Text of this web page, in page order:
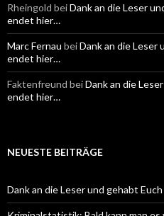
Rheingold beiDank an die Leser
endet hier…
Marc Fernau beiDank an die Leser
endet hier…
Faktenfreund beiDank an die
endet hier…
NEUESTE BEITRÄGE
Dank an die Leser und gehabt